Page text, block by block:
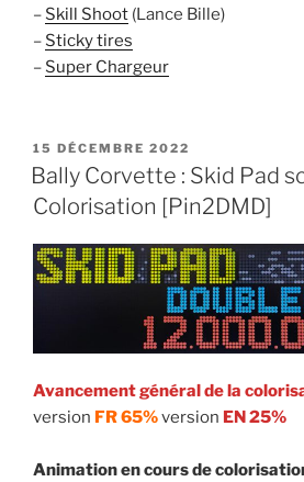
– Skill Shoot (Lance Bille)
– Sticky tires
– Super Chargeur
PUBLIÉ
LE
15 DÉCEMBRE 2022
Bally Corvette : Skid Pad
Colorisation [Pin2DMD]
Avancement général de la
version FR 65%version EN 25%
Animation en cours de